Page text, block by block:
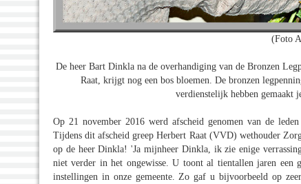
(Foto
De heer Bart Dinkla na de overhandiging van de Bronzen
Raat, krijgt nog een bos bloemen. De bronzen
verdienstelijk hebben gemaakt
Op 21 november 2016 werd afscheid genomen van de
Tijdens dit afscheid greep Herbert Raat (VVD) wethouder
op de heer Dinkla! 'Ja mijnheer Dinkla, ik zie enige
niet verder in het ongewisse. U toont al tientallen jaren een
instellingen in onze gemeente. Zo gaf u bijvoorbeeld op